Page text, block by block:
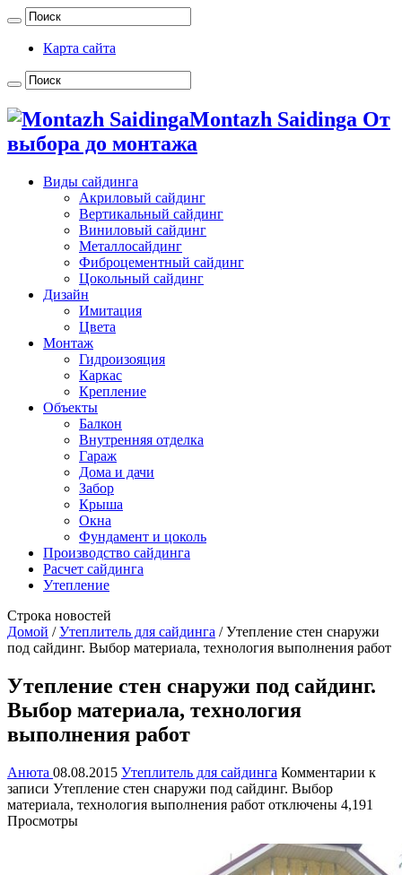
Карта сайта
Montazh Saidinga От
выбора до монтажа
Виды сайдинга
Акриловый сайдинг
Вертикальный сайдинг
Виниловый сайдинг
Металлосайдинг
Фиброцементный сайдинг
Цокольный сайдинг
Дизайн
Имитация
Цвета
Монтаж
Гидроизояция
Каркас
Крепление
Объекты
Балкон
Внутренняя отделка
Гараж
Дома и дачи
Забор
Крыша
Окна
Фундамент и цоколь
Производство сайдинга
Расчет сайдинга
Утепление
Строка новостей
Домой / Утеплитель для сайдинга / Утепление стен снаружи
под сайдинг. Выбор материала, технология выполнения работ
Утепление стен снаружи под сайдинг.
Выбор материала, технология
выполнения работ
Анюта 08.08.2015 Утеплитель для сайдинга Комментарии к
записи Утепление стен снаружи под сайдинг. Выбор
материала, технология выполнения работ отключены 4,191
Просмотры